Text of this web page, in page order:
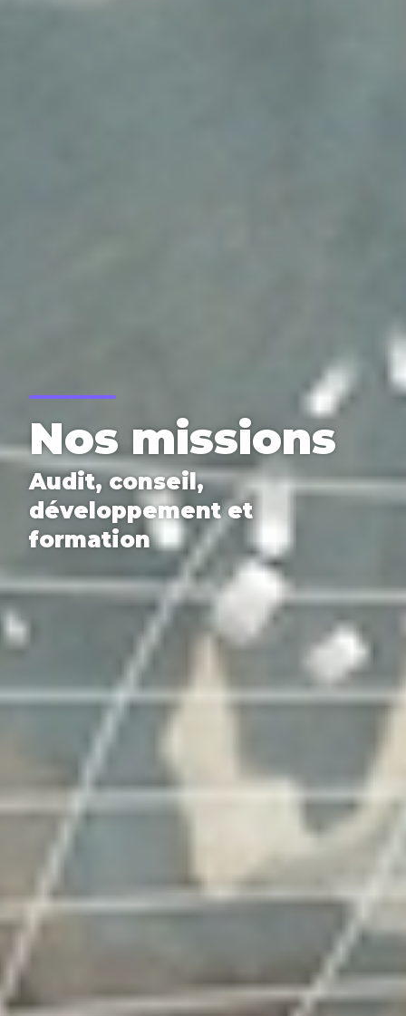
Nos missions
Audit, conseil,
développement et
formation